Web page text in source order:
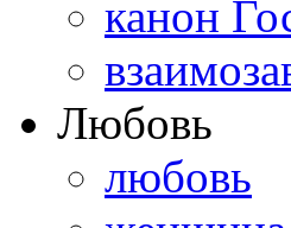
канон
Любовь
любовь